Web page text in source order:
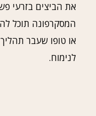
את הביצים בזרעי
המסקרפונה תוכל
או טופו שעבר תהליך
לנימוח.